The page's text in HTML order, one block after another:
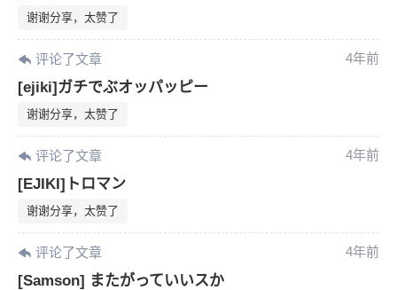
谢谢分享，太赞了
评论了文章 4年前
[ejiki]ガチでぶオッパッピー
谢谢分享，太赞了
评论了文章 4年前
[EJIKI]トロマン
谢谢分享，太赞了
评论了文章 4年前
[Samson] またがっていいスか